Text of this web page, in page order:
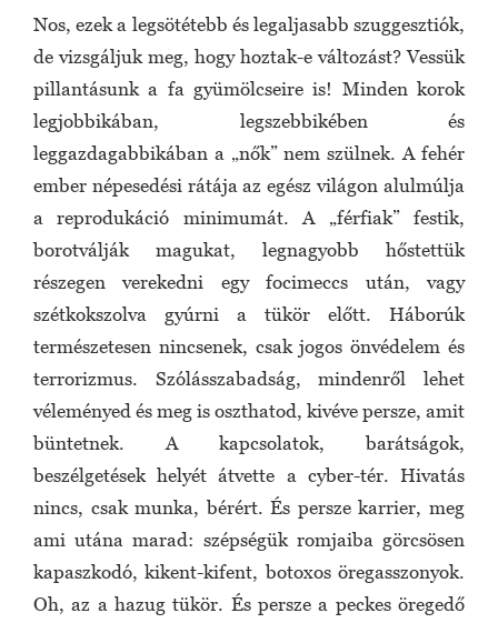
Nos, ezek a legsötétebb és legaljasabb szuggesztiók,
de vizsgáljuk meg, hogy hoztak-e változást? Vessük
pillantásunk a fa gyümölcseire is! Minden korok
legjobbikában, legszebbikében és
leggazdagabbikában a „nők” nem szülnek. A fehér
ember népesedési rátája az egész világon alulmúlja
a reprodukáció minimumát. A „férfiak” festik,
borotválják magukat, legnagyobb hőstettük
részegen verekedni egy focimeccs után, vagy
szétkokszolva gyúrni a tükör előtt. Háborúk
természetesen nincsenek, csak jogos önvédelem és
terrorizmus. Szólásszabadság, mindenről lehet
véleményed és meg is oszthatod, kivéve persze, amit
büntetnek. A kapcsolatok, barátságok,
beszélgetések helyét átvette a cyber-tér. Hivatás
nincs, csak munka, bérért. És persze karrier, meg
ami utána marad: szépségük romjaiba görcsösen
kapaszkodó, kikent-kifent, botoxos öregasszonyok.
Oh, az a hazug tükör. És persze a peckes öregedő